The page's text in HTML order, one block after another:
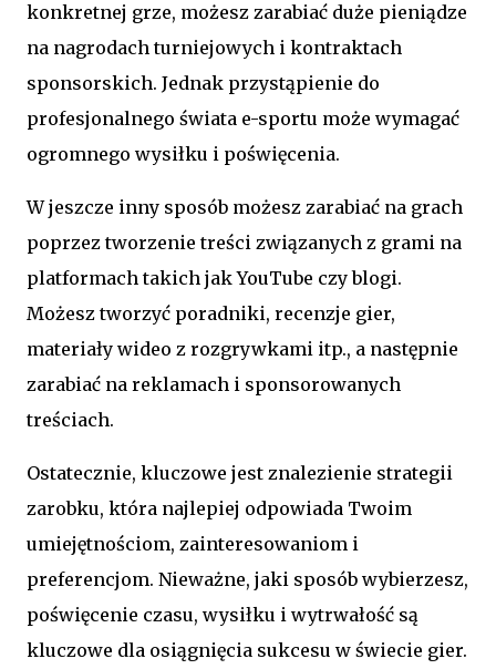
konkretnej grze, możesz zarabiać duże pieniądze
na nagrodach turniejowych i kontraktach
sponsorskich. Jednak przystąpienie do
profesjonalnego świata e-sportu może wymagać
ogromnego wysiłku i poświęcenia.
W jeszcze inny sposób możesz zarabiać na grach
poprzez tworzenie treści związanych z grami na
platformach takich jak YouTube czy blogi.
Możesz tworzyć poradniki, recenzje gier,
materiały wideo z rozgrywkami itp., a następnie
zarabiać na reklamach i sponsorowanych
treściach.
Ostatecznie, kluczowe jest znalezienie strategii
zarobku, która najlepiej odpowiada Twoim
umiejętnościom, zainteresowaniom i
preferencjom. Nieważne, jaki sposób wybierzesz,
poświęcenie czasu, wysiłku i wytrwałość są
kluczowe dla osiągnięcia sukcesu w świecie gier.